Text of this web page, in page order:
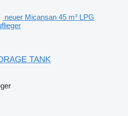
neuer Micansan 45 m³ LPG
TANK